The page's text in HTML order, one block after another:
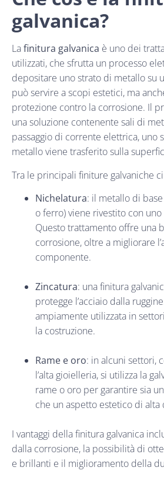
galvanica?
Lafinitura galvanica è uno dei
utilizzati, che sfrutta un processo
depositare uno strato di metallo su
può servire a scopi estetici, ma
protezione contro la corrosione. Il
una soluzione contenente sali di
passaggio di corrente elettrica, uno
metallo viene trasferito sulla
Tra le principali finiture galvaniche
Nichelatura: il metallo di
o ferro) viene rivestito con
Questo trattamento offre una
corrosione, oltre a migliorare
componente.
Zincatura: una finitura
protegge l’acciaio dalla
ampiamente utilizzata in
la costruzione.
Rame e oro: in alcuni settori,
l’alta gioielleria, si utilizza la
rame o oro per garantire sia
che un aspetto estetico di alta
I vantaggi della finitura galvanica
dalla corrosione, la possibilità di
e brillanti e il miglioramento della